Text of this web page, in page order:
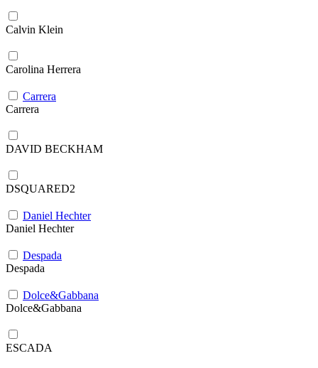
Calvin Klein
Carolina Herrera
Carrera
Carrera
DAVID BECKHAM
DSQUARED2
Daniel Hechter
Daniel Hechter
Despada
Despada
Dolce&Gabbana
Dolce&Gabbana
ESCADA